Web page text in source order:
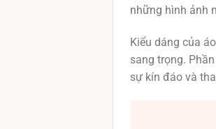
những hình ảnh
Kiểu dáng của
sang trọng.
sự kín đáo và